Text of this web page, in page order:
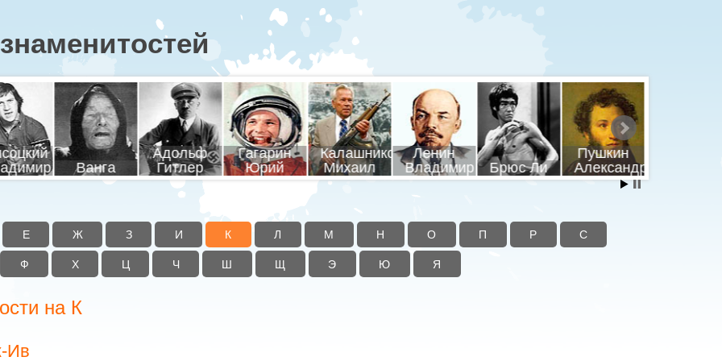
Ванга
Адольф
Гитлер
Гагарин
Юрий
Калашников
Михаил
Ленин
Владимир
Брюс Ли
Пушкин
Александр
Е Ж З И К Л М Н О П Р С
Ф Х Ц Ч Ш Щ Э Ю Я
на К
Ив